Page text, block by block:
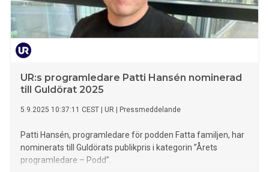
UR:s programledare Patti Hansén nominerad
till Guldörat 2025
5.9.2025 10:37:11 CEST UR Pressmeddelande
Patti Hansén, programledare för podden Fatta familjen, har
nominerats till Guldörats publikpris i kategorin ”Årets
programledare – Podd”.